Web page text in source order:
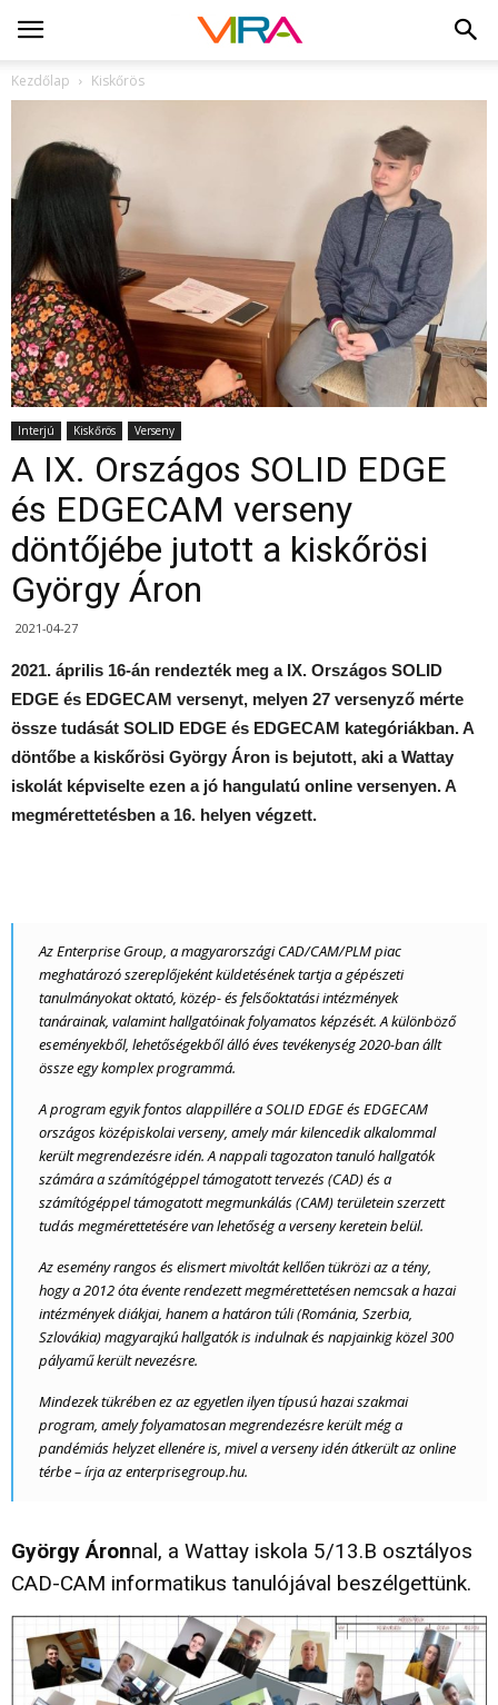
Kezdőlap Kiskőrös
Interjú Kiskőrös Verseny
A IX. Országos SOLID EDGE
és EDGECAM verseny
döntőjébe jutott a kiskőrösi
György Áron
2021-04-27
2021. április 16-án rendezték meg a IX. Országos SOLID
EDGE és EDGECAM versenyt, melyen 27 versenyző mérte
össze tudását SOLID EDGE és EDGECAM kategóriákban. A
döntőbe a kiskőrösi György Áron is bejutott, aki a Wattay
iskolát képviselte ezen a jó hangulatú online versenyen. A
megmérettetésben a 16. helyen végzett.
Az Enterprise Group, a magyarországi CAD/CAM/PLM piac
meghatározó szereplőjeként küldetésének tartja a gépészeti
tanulmányokat oktató, közép- és felsőoktatási intézmények
tanárainak, valamint hallgatóinak folyamatos képzését. A különböző
eseményekből, lehetőségekből álló éves tevékenység 2020-ban állt
össze egy komplex programmá.
A program egyik fontos alappillére a SOLID EDGE és EDGECAM
országos középiskolai verseny, amely már kilencedik alkalommal
került megrendezésre idén. A nappali tagozaton tanuló hallgatók
számára a számítógéppel támogatott tervezés (CAD) és a
számítógéppel támogatott megmunkálás (CAM) területein szerzett
tudás megmérettetésére van lehetőség a verseny keretein belül.
Az esemény rangos és elismert mivoltát kellően tükrözi az a tény,
hogy a 2012 óta évente rendezett megmérettetésen nemcsak a hazai
intézmények diákjai, hanem a határon túli (Románia, Szerbia,
Szlovákia) magyarajkú hallgatók is indulnak és napjainkig közel 300
pályamű került nevezésre.
Mindezek tükrében ez az egyetlen ilyen típusú hazai szakmai
program, amely folyamatosan megrendezésre kerültmég a
pandémiás helyzet ellenére is, mivel a verseny idén átkerült az online
térbe – írja az enterprisegroup.hu.
György Áronnal, a Wattay iskola 5/13.B osztályos
CAD-CAM informatikus tanulójával beszélgettünk.